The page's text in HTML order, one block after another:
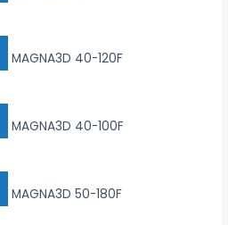
MAGNA3D 40-120F
MAGNA3D 40-100F
MAGNA3D 50-180F